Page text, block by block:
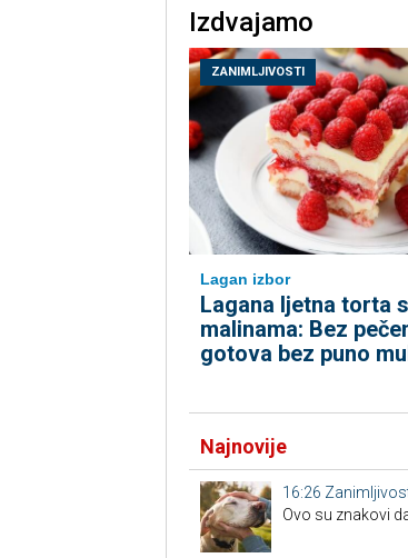
Izdvajamo
ZANIMLJIVOSTI
Lagan izbor
Lagana ljetna torta s
malinama: Bez
gotova bez puno
Najnovije
16:26
Ovo su znakovi